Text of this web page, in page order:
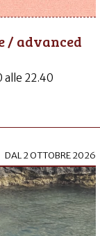
/ advanced
alle 22.40
DAL2 OTTOBRE 2026